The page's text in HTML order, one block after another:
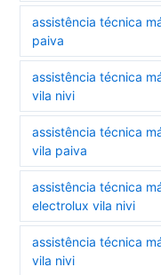
assistência técnica
paiva
assistência técnica
vila nivi
assistência técnica
vila paiva
assistência técnica
electrolux vila nivi
assistência técnica
vila nivi